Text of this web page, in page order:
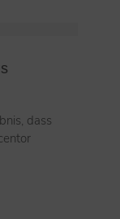
dass